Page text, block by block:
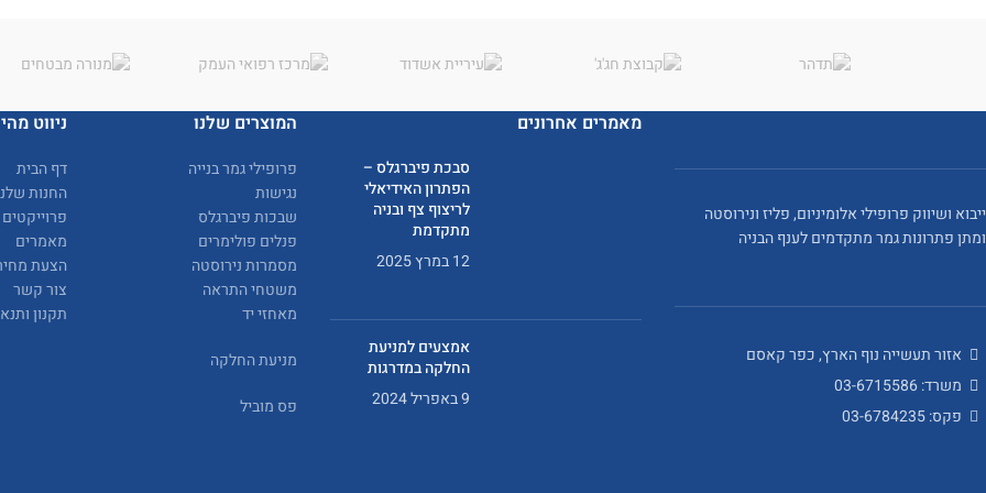
ייבוא ושיווק פרופילי אלומיניום, פליז ונירוסטה
ומתן פתרונות גמר מתקדמים לענף הבניה
אזור תעשייה נוף הארץ, כפר קאסם
משרד: 03-6715586
פקס: 03-6784235
מאמרים אחרונים
סבכת פיברגלס –
הפתרון האידיאלי
לריצוף צף ובניה
מתקדמת
12 במרץ 2025
אמצעים למניעת
החלקה במדרגות
9 באפריל 2024
המוצרים שלנו
פרופילי גמר בנייה
נגישות
שבכות פיברגלס
פנלים פולימרים
מסמרות נירוסטה
משטחי התראה
מאחזי יד
מניעת החלקה
פס מוביל
ניווט
דף הבית
החנות
פרוייקטים
מאמרים
הצעת
צור קשר
תקנון